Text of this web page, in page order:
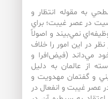
به مقوله انتظار و
در عصر غيبت؛ براي
نمي‌بيند و اصولاً
در اين امور را خلاف
مي‌داند (فيض‌‌افرا و
ص۱۴۲). اين دسته از عالمان به دليل
و گفتمان مهدويت و
عصر غيبت و انفعال در